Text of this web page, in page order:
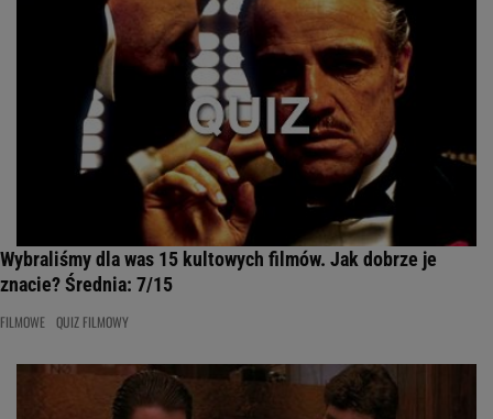
Wybraliśmy dla was 15 kultowych filmów. Jak dobrze je
znacie? Średnia: 7/15
FILMOWE QUIZ FILMOWY